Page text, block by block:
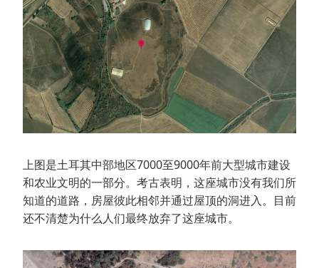
上图是土耳其中部地区7000至9000年前大型城市建设
和农业文明的一部分。考古表明，这座城市没有我们所
知道的道路，房屋彼此相邻并通过屋顶的洞进入。目前
还不清楚为什么人们最终放弃了这座城市。